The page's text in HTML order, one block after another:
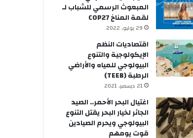
المبعوث الرسمي للشباب لـ
لقمة المناخ COP27
29 يوليو, 2022
اقتصاديات النظم
الإيكولوجية والتنوع
البيولوجي للمياه والأراضي
الرطبة (TEEB)
21 ديسمبر, 2021
اغتيال البحر الأحمر.. الصيد
الجائر لخيار البحر يقتل التنوع
البيولوجي ويحرم الصيادين
قوت يومهم